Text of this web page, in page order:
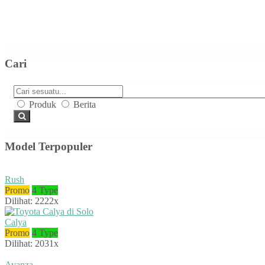
Cari
Produk Berita
Model Terpopuler
Rush
Promo 4 Type
Dilihat: 2222x
Calya
Promo 4 Type
Dilihat: 2031x